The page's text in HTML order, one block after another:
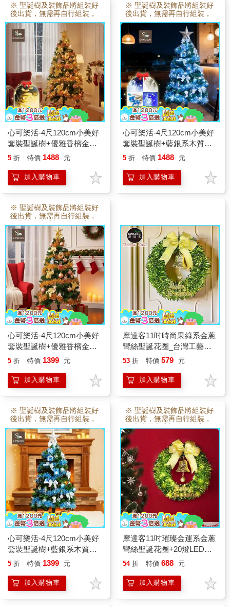
※ 聖誕樹及裝飾品將組裝好
後出貨，無需再自行組裝，
故本賣場 訂製3~5日後出
貨。
心可樂活-4尺120cm小美好
套裝聖誕樹+優雅香檳金木
質彩繪系飾品組+50燈LED
用
5 折 特價 1488 元
加入購物車
※ 聖誕樹及裝飾品將組裝好
後出貨，無需再自行組裝，
故本賣場 訂製3~5日後出
貨。
心可樂活-4尺120cm小美好
套裝聖誕樹+藍銀系木質彩
繪系飾品組+50燈LED燈串
5 折 特價 1488 元
加入購物車
※ 聖誕樹及裝飾品將組裝好
後出貨，無需再自行組裝，
故本賣場 訂製3~5日後出
貨。
心可樂活-4尺120cm小美好
套裝聖誕樹+優雅香檳金木
質彩繪系飾品組(不含燈)
5 折 特價 1399 元
加入購物車
摩達客11吋時尚果綠系金蔥
彎絲聖誕花圈_台灣工藝免
組裝
53 折 特價 579 元
加入購物車
※ 聖誕樹及裝飾品將組裝好
後出貨，無需再自行組裝，
故本賣場 訂製3~5日後出
貨。
心可樂活-4尺120cm小美好
套裝聖誕樹+藍銀系木質彩
繪系飾品組(不含燈)
5 折 特價 1399 元
加入購物車
※ 聖誕樹及裝飾品將組裝好
後出貨，無需再自行組裝，
故本賣場 訂製3~5日後出
貨。
摩達客11吋璀璨金運系金蔥
彎絲聖誕花圈+20燈LED暖
白光燈串
54 折 特價 688 元
加入購物車